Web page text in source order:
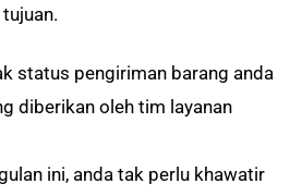
status pengiriman barang anda
diberikan oleh tim layanan
ini, anda tak perlu khawatir